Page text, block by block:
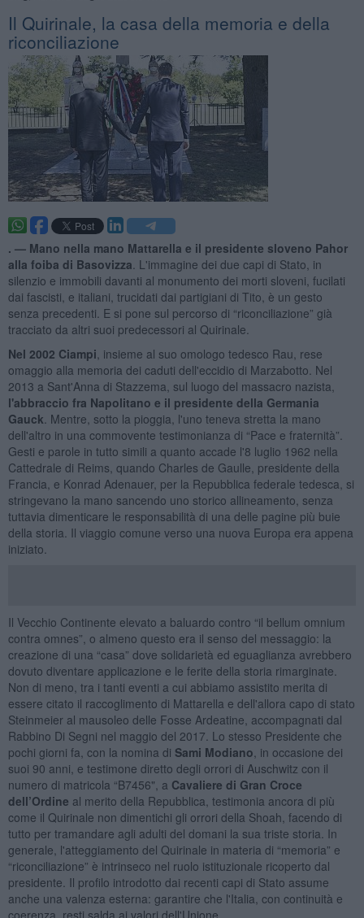
Il Quirinale, la casa della memoria e della
riconciliazione
. — Mano nella mano Mattarella e il presidente sloveno Pahor
alla foiba di Basovizza . L'immagine dei due capi di Stato, in
silenzio e immobili davanti al monumento dei morti sloveni, fucilati
dai fascisti, e italiani, trucidati dai partigiani di Tito, è un gesto
senza precedenti. E si pone sul percorso di “riconciliazione” già
tracciato da altri suoi predecessori al Quirinale.
Nel 2002 Ciampi , insieme al suo omologo tedesco Rau, rese
omaggio alla memoria dei caduti dell'eccidio di Marzabotto. Nel
2013 a Sant'Anna di Stazzema, sul luogo del massacro nazista,
l'abbraccio fra Napolitano e il presidente della Germania
Gauck . Mentre, sotto la pioggia, l'uno teneva stretta la mano
dell'altro in una commovente testimonianza di “Pace e fraternità”.
Gesti e parole in tutto simili a quanto accade l'8 luglio 1962 nella
Cattedrale di Reims, quando Charles de Gaulle, presidente della
Francia, e Konrad Adenauer, per la Repubblica federale tedesca, si
stringevano la mano sancendo uno storico allineamento, senza
tuttavia dimenticare le responsabilità di una delle pagine più buie
della storia. Il viaggio comune verso una nuova Europa era appena
iniziato.
Il Vecchio Continente elevato a baluardo contro “il bellum omnium
contra omnes”, o almeno questo era il senso del messaggio: la
creazione di una “casa” dove solidarietà ed eguaglianza avrebbero
dovuto diventare applicazione e le ferite della storia rimarginate.
Non di meno, tra i tanti eventi a cui abbiamo assistito merita di
essere citato il raccoglimento di Mattarella e dell'allora capo di stato
Steinmeier al mausoleo delle Fosse Ardeatine, accompagnati dal
Rabbino Di Segni nel maggio del 2017. Lo stesso Presidente che
pochi giorni fa, con la nomina di Sami Modiano , in occasione dei
suoi 90 anni, e testimone diretto degli orrori di Auschwitz con il
numero di matricola “B7456", a Cavaliere di Gran Croce
dell’Ordine al merito della Repubblica, testimonia ancora di più
come il Quirinale non dimentichi gli orrori della Shoah, facendo di
tutto per tramandare agli adulti del domani la sua triste storia. In
generale, l'atteggiamento del Quirinale in materia di “memoria” e
“riconciliazione” è intrinseco nel ruolo istituzionale ricoperto dal
presidente. Il profilo introdotto dai recenti capi di Stato assume
anche una valenza esterna: garantire che l'Italia, con continuità e
coerenza, resti salda ai valori dell'Unione.